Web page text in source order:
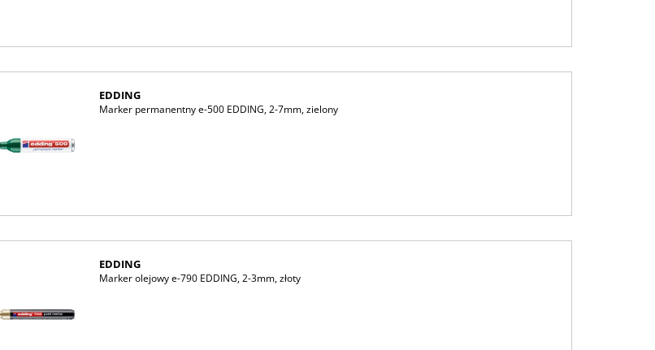
EDDING
Marker permanentny e-500 EDDING, 2-7mm, zielony
EDDING
Marker olejowy e-790 EDDING, 2-3mm, złoty